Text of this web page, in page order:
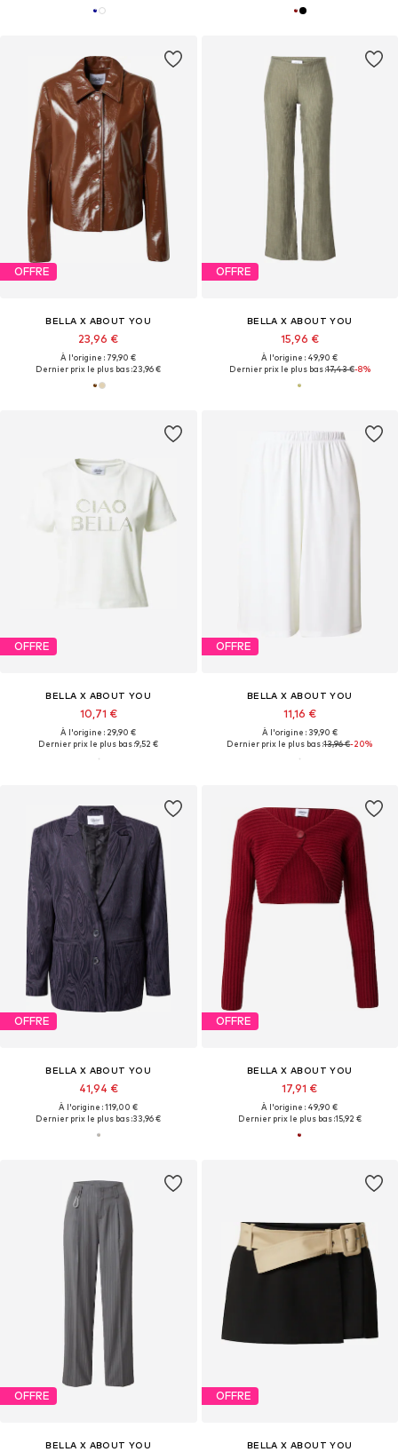
OFFRE
BELLA X ABOUT YOU
23,96 €
À l'origine : 79,90 €
Dernier prix le plus bas :23,96 €
OFFRE
BELLA X ABOUT YOU
15,96 €
À l'origine : 49,90 €
Dernier prix le plus bas :17,43 €-8%
OFFRE
BELLA X ABOUT YOU
10,71 €
À l'origine : 29,90 €
Dernier prix le plus bas :9,52 €
OFFRE
BELLA X ABOUT YOU
11,16 €
À l'origine : 39,90 €
Dernier prix le plus bas :13,96 €-20%
OFFRE
BELLA X ABOUT YOU
41,94 €
À l'origine : 119,00 €
Dernier prix le plus bas :33,96 €
OFFRE
BELLA X ABOUT YOU
17,91 €
À l'origine : 49,90 €
Dernier prix le plus bas :15,92 €
OFFRE
BELLA X ABOUT YOU
OFFRE
BELLA X ABOUT YOU